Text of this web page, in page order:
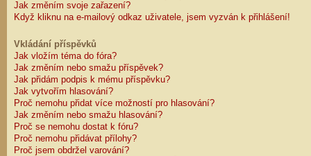
Jak změním svoje zařazení?
Když kliknu na e-mailový odkaz uživatele, jsem vyzván k přihlášení!
Vkládání příspěvků
Jak vložím téma do fóra?
Jak změním nebo smažu příspěvek?
Jak přidám podpis k mému příspěvku?
Jak vytvořím hlasování?
Proč nemohu přidat více možností pro hlasování?
Jak změním nebo smažu hlasování?
Proč se nemohu dostat k fóru?
Proč nemohu přidávat přílohy?
Proč jsem obdržel varování?